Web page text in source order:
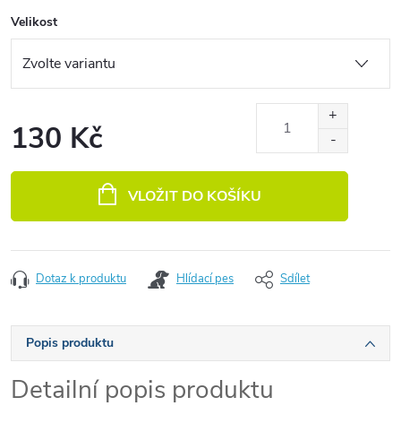
Velikost
130 Kč
VLOŽIT DO KOŠÍKU
Dotaz k produktu Hlídací pes Sdílet
Popis produktu
Detailní popis produktu